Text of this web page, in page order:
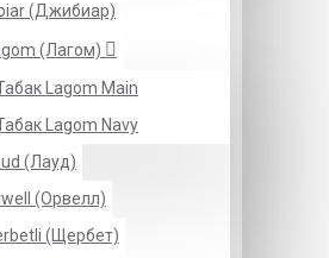
(Джибиар)
(Лагом)
Lagom Main
Lagom Navy
(Лауд)
(Орвелл)
(Щербет)